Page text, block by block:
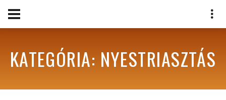
KATEGÓRIA: NYESTRIASZTÁS